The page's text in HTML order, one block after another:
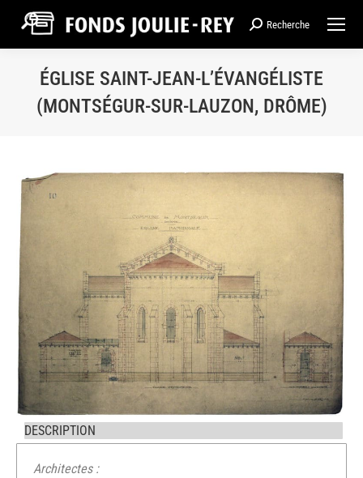
Recherche
Recherche
ÉGLISE SAINT-JEAN-L’ÉVANGÉLISTE
(MONTSÉGUR-SUR-LAUZON, DRÔME)
DESCRIPTION
Architectes :